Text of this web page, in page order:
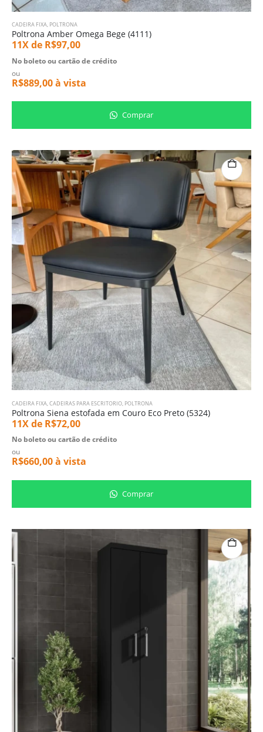
CADEIRA FIXA, POLTRONA
Poltrona Amber Omega Bege (4111)
11X de R$97,00
No boleto ou cartão de crédito
ou
R$889,00à vista
Comprar
CADEIRA FIXA,CADEIRAS PARA ESCRITORIO, POLTRONA
Poltrona Siena estofada em Couro Eco Preto (5324)
11X de R$72,00
No boleto ou cartão de crédito
ou
R$660,00à vista
Comprar